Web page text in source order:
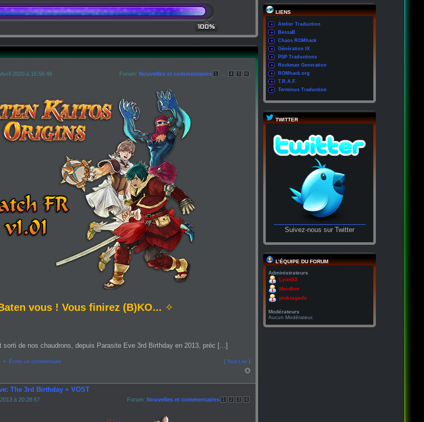
100%
1 4 5 6
2020 à 16:56:46 Forum: Nouvelles et commentaires
vous ! Vous finirez (B)KO... ✧
sorti de nos chaudrons, depuis Parasite Eve 3rd Birthday en 2013, préc [...]
• Écrire un commentaire [ Tout Lire ]
The 3rd Birthday + VOST
1 2 3 4
à 20:28:57 Forum: Nouvelles et commentaires
LIENS
Atelier Traduction
BessaB
Chaos ROMhack
Génération IX
PSP Traductions
Rockman Generation
ROMhack.org
T.R.A.F.
Terminus Traduction
TWITTER
Suivez-nous sur Twitter
L’ÉQUIPE DU FORUM
Administrateurs
Lyan53
Mardhor
pinktagada
Modérateurs
Aucun Modérateur.